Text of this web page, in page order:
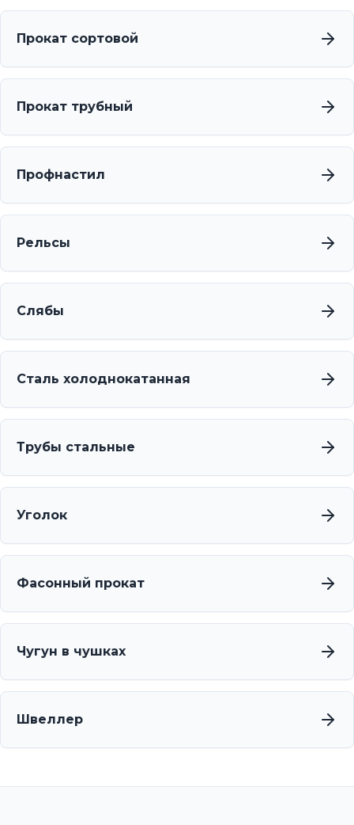
Прокат сортовой
Прокат трубный
Профнастил
Рельсы
Слябы
Сталь холоднокатанная
Трубы стальные
Уголок
Фасонный прокат
Чугун в чушках
Швеллер